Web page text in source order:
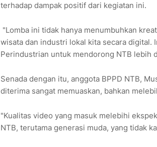
terhadap dampak positif dari kegiatan ini.
"Lomba ini tidak hanya menumbuhkan
wisata dan industri lokal kita secara digital.
Perindustrian untuk mendorong NTB lebih
Senada dengan itu, anggota BPPD NTB,
diterima sangat memuaskan, bahkan
"Kualitas video yang masuk melebihi
NTB, terutama generasi muda, yang tidak